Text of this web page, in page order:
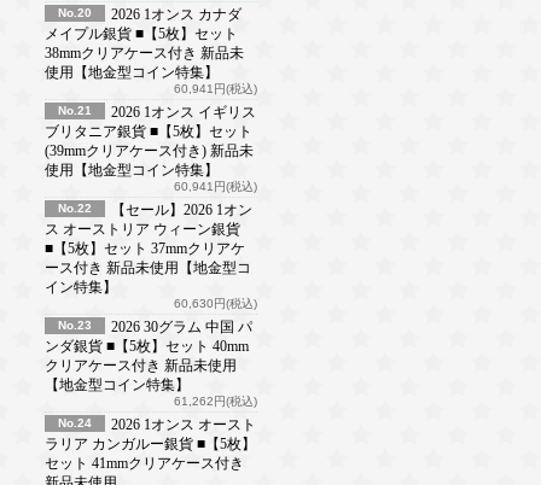
No.20
2026 1オンス カナダ
メイプル銀貨 ■【5枚】セット
38mmクリアケース付き 新品未
使用【地金型コイン特集】
60,941円(税込)
No.21
2026 1オンス イギリス
ブリタニア銀貨 ■【5枚】セット
(39mmクリアケース付き) 新品未
使用【地金型コイン特集】
60,941円(税込)
No.22
【セール】2026 1オン
ス オーストリア ウィーン銀貨
■【5枚】セット 37mmクリアケ
ース付き 新品未使用【地金型コ
イン特集】
60,630円(税込)
No.23
2026 30グラム 中国 パ
ンダ銀貨 ■【5枚】セット 40mm
クリアケース付き 新品未使用
【地金型コイン特集】
61,262円(税込)
No.24
2026 1オンス オースト
ラリア カンガルー銀貨 ■【5枚】
セット 41mmクリアケース付き